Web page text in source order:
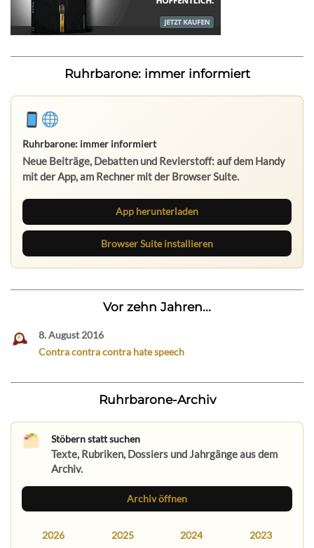
Ruhrbarone: immer informiert
Ruhrbarone: immer informiert
Neue Beiträge, Debatten und Revierstoff: auf dem Handy
mit der App, am Rechner mit der Browser Suite.
App herunterladen
Browser Suite installieren
Vor zehn Jahren...
8. August 2016
Contra contra contra hate speech
Ruhrbarone-Archiv
Stöbern statt suchen
Texte, Rubriken, Dossiers und Jahrgänge aus dem
Archiv.
Archiv öffnen
2026 2025 2024 2023